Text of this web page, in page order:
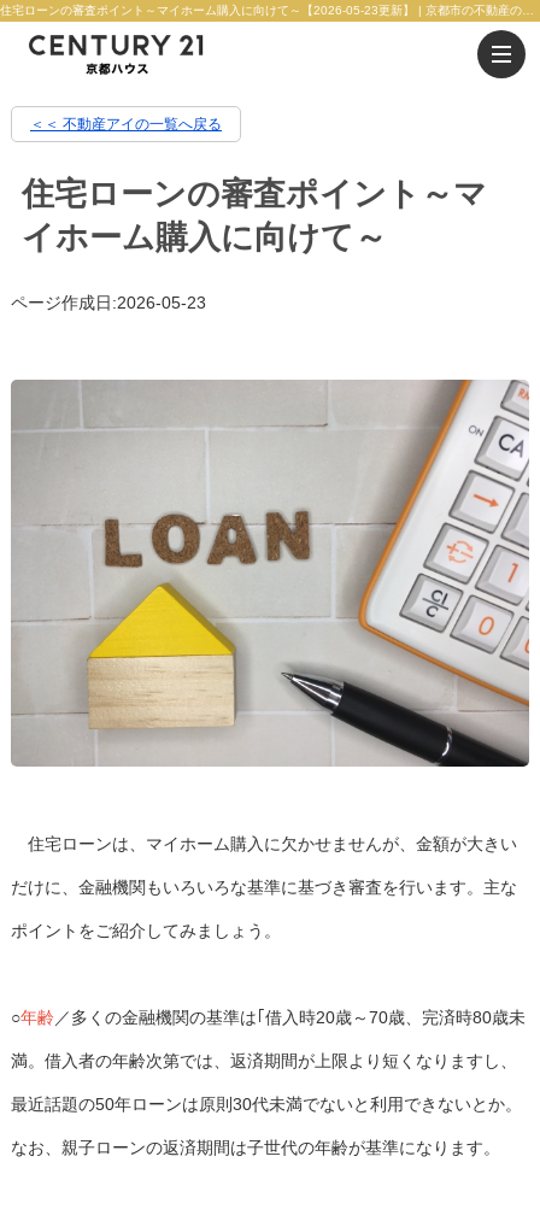
＜＜ 不動産アイの一覧へ戻る
住宅ローンの審査ポイント～マ
イホーム購入に向けて～
ページ作成日:2026-05-23
住宅ローンは、マイホーム購入に欠かせませんが、金額が大きい
だけに、金融機関もいろいろな基準に基づき審査を行います。主な
ポイントをご紹介してみましょう。
○年齢 ／多くの金融機関の基準は｢借入時20歳～70歳、完済時80歳未
満。借入者の年齢次第では、返済期間が上限より短くなりますし、
最近話題の50年ローンは原則30代未満でないと利用できないとか。
なお、親子ローンの返済期間は子世代の年齢が基準になります。